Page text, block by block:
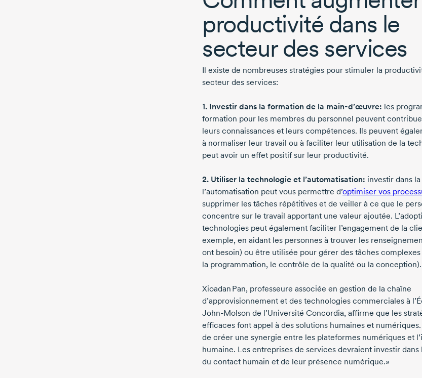
productivité dans le
secteur des services
Il existe de nombreuses stratégies pour stimuler la
secteur des services:
1. Investir dans la formation de la main-d’œuvre: les
formation pour les membres du personnel peuvent
leurs connaissances et leurs compétences. Ils peuvent
à normaliser leur travail ou à faciliter leur utilisation de la
peut avoir un effet positif sur leur productivité.
2. Utiliser la technologie et l’automatisation: investir dans
l’automatisation peut vous permettre d’optimiser vos
supprimer les tâches répétitives et de veiller à ce que le
concentre sur le travail apportant une valeur ajoutée.
technologies peut également faciliter l’engagement de la
exemple, en aidant les personnes à trouver les
ont besoin) ou être utilisée pour gérer des tâches
la programmation, le contrôle de la qualité ou la conception).
Xioadan Pan, professeure associée en gestion de la chaîne
d’approvisionnement et des technologies commerciales à
John-Molson de l’Université Concordia, affirme que les
efficaces font appel à des solutions humaines et numériques.
de créer une synergie entre les plateformes numériques et
humaine. Les entreprises de services devraient investir dans
du contact humain et de leur présence numérique.»